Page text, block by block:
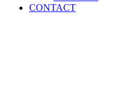
CONTACT